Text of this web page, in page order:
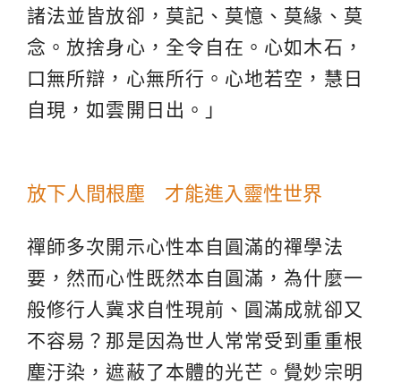
諸法並皆放卻，莫記、莫憶、莫緣、莫
念。放捨身心，全令自在。心如木石，
口無所辯，心無所行。心地若空，慧日
自現，如雲開日出。」
放下人間根塵 才能進入靈性世界
禪師多次開示心性本自圓滿的禪學法
要，然而心性既然本自圓滿，為什麼一
般修行人冀求自性現前、圓滿成就卻又
不容易？那是因為世人常常受到重重根
塵汙染，遮蔽了本體的光芒。覺妙宗明